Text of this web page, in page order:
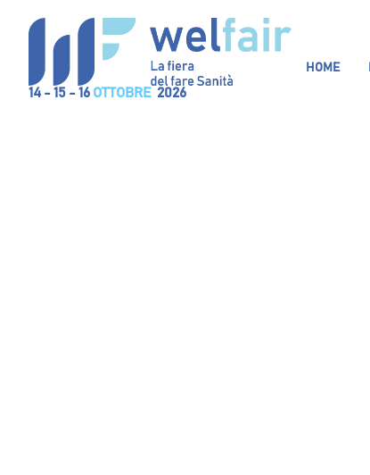
14 - 15 - 16 OTTOBRE 2026
HOME